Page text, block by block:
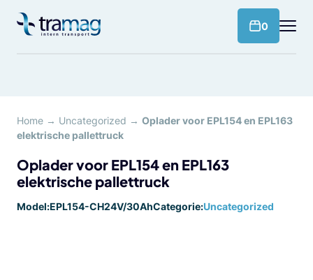
naar
0
Home → Uncategorized → Oplader voor EPL154 en EPL163
elektrische pallettruck
Oplader voor EPL154 en EPL163
elektrische pallettruck
Model:EPL154-CH24V/30AhCategorie:Uncategorized